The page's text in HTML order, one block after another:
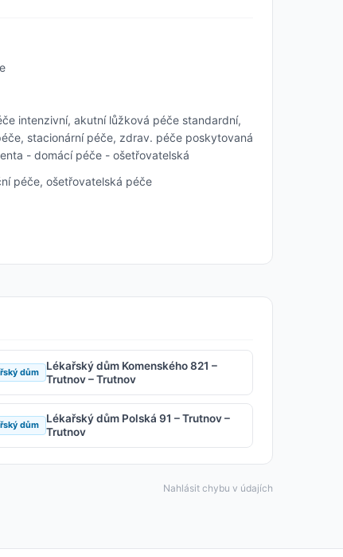
intenzivní, akutní lůžková péče standardní,
stacionární péče, zdrav. péče poskytovaná
- domácí péče - ošetřovatelská
péče, ošetřovatelská péče
dům
Lékařský dům Komenského 821 –
Trutnov – Trutnov
dům
Lékařský dům Polská 91 – Trutnov –
Trutnov
Nahlásit chybu v údajích